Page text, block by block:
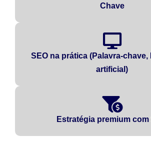
Chave
SEO na prática (Palavra-chave,
artificial)
Estratégia premium com